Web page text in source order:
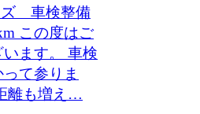
車検整備
この度はご
ます。 車検
て参りま
離も増え…